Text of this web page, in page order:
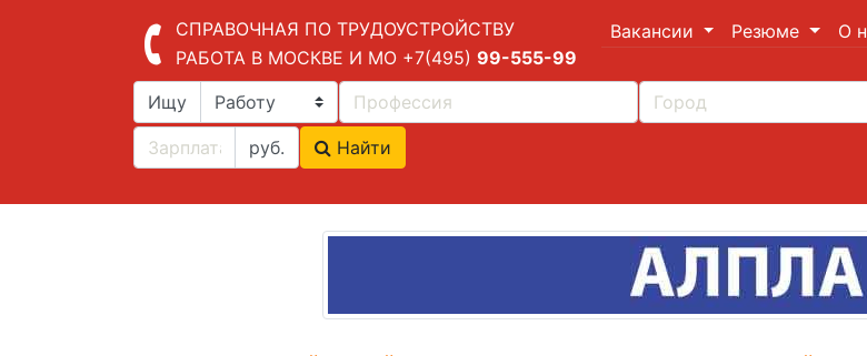
СПРАВОЧНАЯ ПО ТРУДОУСТРОЙСТВУ
РАБОТА В МОСКВЕ И МО +7(495) 99-555-99
Вакансии Резюме О
Ищу
руб. Найти